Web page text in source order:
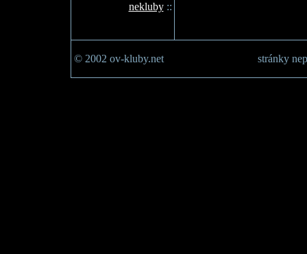
nekluby::
© 2002 ov-kluby.net stránky